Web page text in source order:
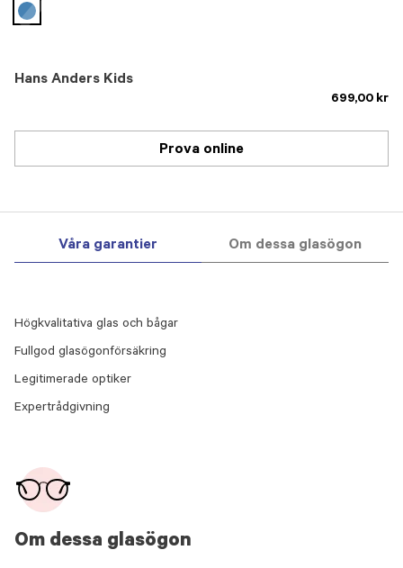
Hans Anders Kids
699,00 kr
selected
Prova online
Våra garantier Om dessa glasögon
Om dessa glasögon
Högkvalitativa glas och bågar
Fullgod glasögonförsäkring
Legitimerade optiker
Expertrådgivning